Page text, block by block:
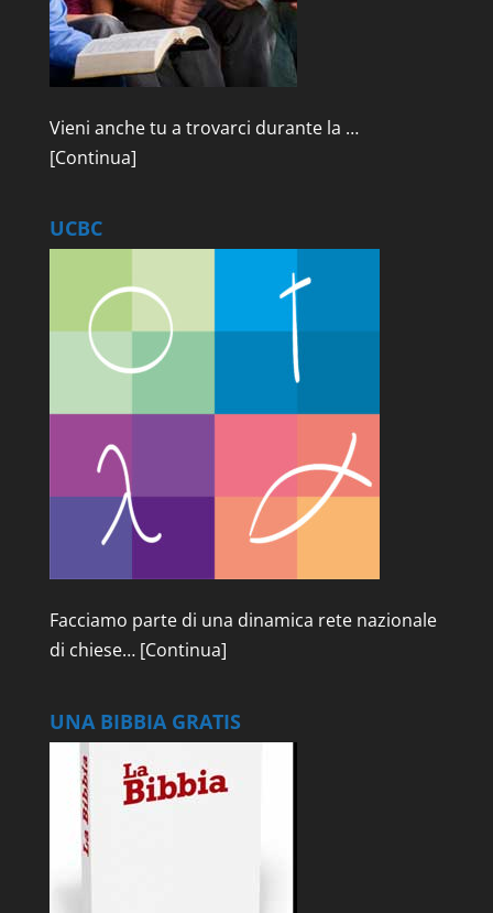
Vieni anche tu a trovarci durante la …
[Continua]
UCBC
Facciamo parte di una dinamica rete nazionale
di chiese… [Continua]
UNA BIBBIA GRATIS